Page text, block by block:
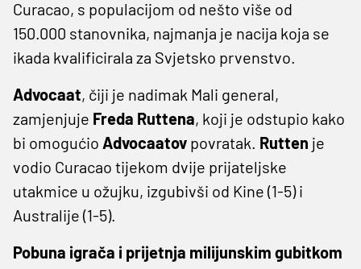
Curacao, s populacijom od nešto više od
150.000 stanovnika, najmanja je nacija koja se
ikada kvalificirala za Svjetsko prvenstvo.
Advocaat, čiji je nadimak Mali general,
zamjenjuje Freda Ruttena, koji je odstupio kako
bi omogućio Advocaatov povratak. Rutten je
vodio Curacao tijekom dvije prijateljske
utakmice u ožujku, izgubivši od Kine (1-5) i
Australije (1-5).
Pobuna igrača i prijetnja milijunskim gubitkom